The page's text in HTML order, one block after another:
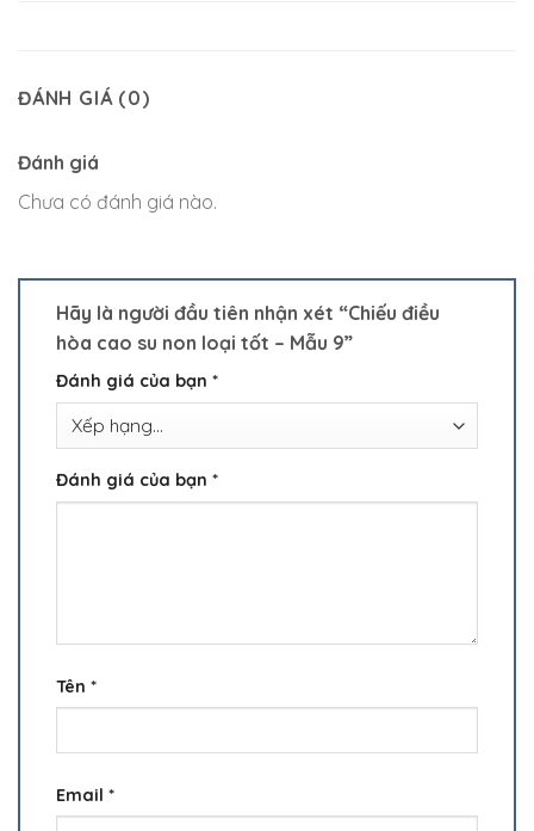
ĐÁNH GIÁ (0)
Đánh giá
Chưa có đánh giá nào.
Hãy là người đầu tiên nhận xét “Chiếu điều
hòa cao su non loại tốt – Mẫu 9”
Đánh giá của bạn *
Đánh giá của bạn *
Tên *
Email *